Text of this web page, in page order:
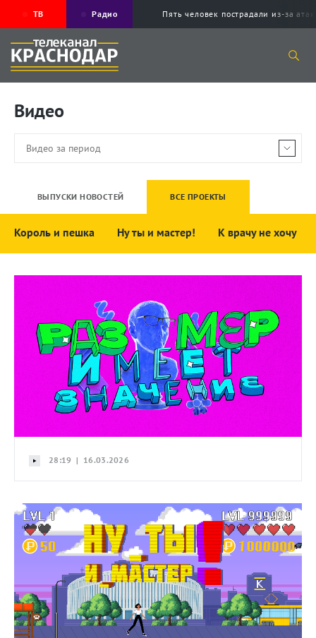
ТВ Радио Пять человек пострадали из-за
Видео
ВЫПУСКИ НОВОСТЕЙ ВСЕ ПРОЕКТЫ
Король и пешка Ну ты и мастер! К врачу не хочу
28:19 | 16.03.2026